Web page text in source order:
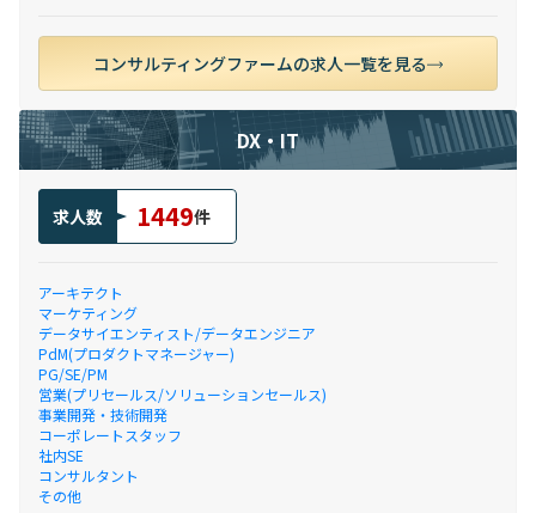
コンサルティングファームの求人一覧を見る
DX・IT
求人数 1449件
アーキテクト
マーケティング
データサイエンティスト/データエンジニア
PdM(プロダクトマネージャー)
PG/SE/PM
営業(プリセールス/ソリューションセールス)
事業開発・技術開発
コーポレートスタッフ
社内SE
コンサルタント
その他